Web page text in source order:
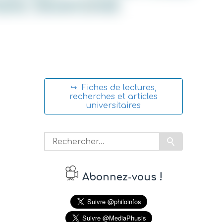
↪ Fiches de lectures,
recherches et articles
universitaires
Abonnez-vous !